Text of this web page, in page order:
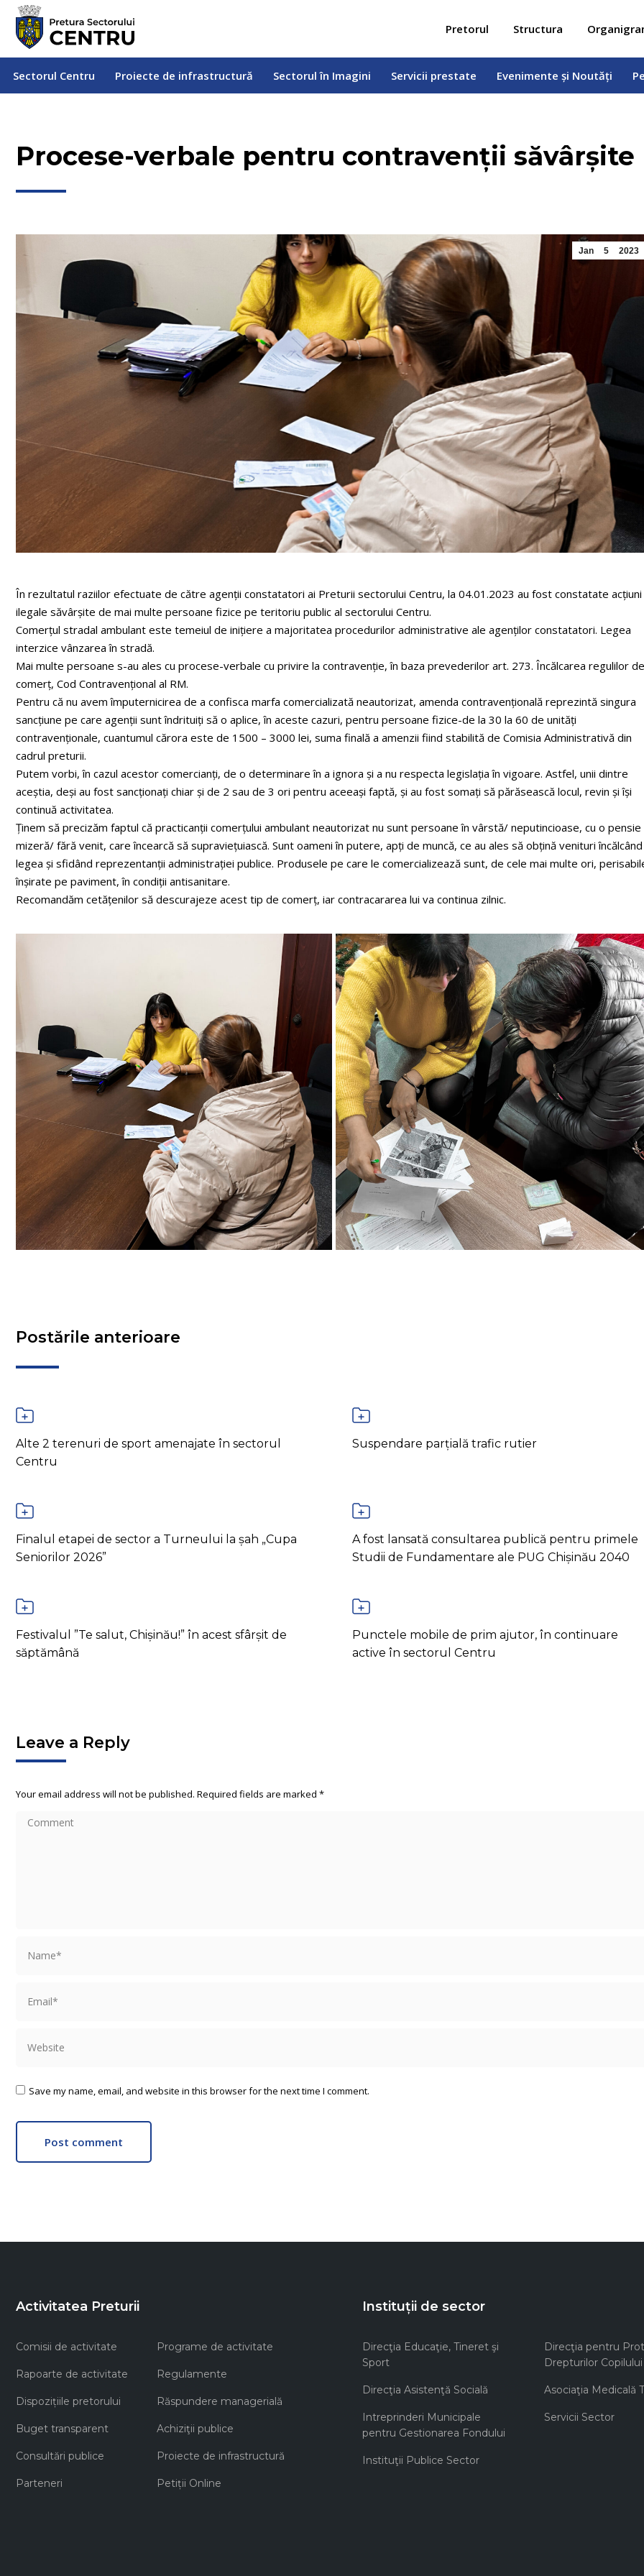
Pretorul Structura
Sectorul Centru Proiecte de infrastructură Sectorul în Imagini Servicii prestate Evenimente și Noutăți
Procese-verbale pentru contravenții săvârșite
Jan 5 2023
În rezultatul raziilor efectuate de către agenții constatatori ai Preturii sectorului Centru, la 04.01.2023 au fost constatate acțiuni
ilegale săvârșite de mai multe persoane fizice pe teritoriu public al sectorului Centru.
Comerțul stradal ambulant este temeiul de inițiere a majoritatea procedurilor administrative ale agenților constatatori. Legea
interzice vânzarea în stradă.
Mai multe persoane s-au ales cu procese-verbale cu privire la contravenție, în baza prevederilor art. 273. Încălcarea regulilor de
comerț, Cod Contravențional al RM.
Pentru că nu avem împuternicirea de a confisca marfa comercializată neautorizat, amenda contravențională reprezintă singura
sancțiune pe care agenții sunt îndrituiți să o aplice, în aceste cazuri, pentru persoane fizice-de la 30 la 60 de unități
contravenționale, cuantumul cărora este de 1500 – 3000 lei, suma finală a amenzii fiind stabilită de Comisia Administrativă din
cadrul preturii.
Putem vorbi, în cazul acestor comercianți, de o determinare în a ignora și a nu respecta legislația în vigoare. Astfel, unii dintre
aceștia, deși au fost sancționați chiar și de 2 sau de 3 ori pentru aceeași faptă, și au fost somați să părăsească locul, revin și își
continuă activitatea.
Ținem să precizăm faptul că practicanții comerțului ambulant neautorizat nu sunt persoane în vârstă/ neputincioase, cu o pensie
mizeră/ fără venit, care încearcă să supraviețuiască. Sunt oameni în putere, apți de muncă, ce au ales să obțină venituri încălcând
legea și sfidând reprezentanții administrației publice. Produsele pe care le comercializează sunt, de cele mai multe ori,
înșirate pe paviment, în condiții antisanitare.
Recomandăm cetățenilor să descurajeze acest tip de comerț, iar contracararea lui va continua zilnic.
Postările anterioare
Alte 2 terenuri de sport amenajate în sectorul
Centru
Suspendare parțială trafic rutier
Finalul etapei de sector a Turneului la șah „Cupa
Seniorilor 2026”
A fost lansată consultarea publică pentru primele
Studii de Fundamentare ale PUG Chișinău 2040
Festivalul ”Te salut, Chișinău!” în acest sfârșit de
săptămână
Punctele mobile de prim ajutor, în continuare
active în sectorul Centru
Leave a Reply
Your email address will not be published. Required fields are marked *
Comment
Save my name, email, and website in this browser for the next time I comment.
Post comment
Activitatea Preturii
Comisii de activitate Programe de activitate
Rapoarte de activitate Regulamente
Dispozițiile pretorului Răspundere managerială
Buget transparent Achiziţii publice
Consultări publice Proiecte de infrastructură
Parteneri Petiții Online
Instituții de sector
Direcţia Educaţie, Tineret şi
Sport
Direcţia pentru
Drepturilor Copilului
Direcţia Asistenţă Socială Asociaţia Medicală
Intreprinderi Municipale
pentru Gestionarea Fondului
Servicii Sector
Instituţii Publice Sector
Sectorul Centru Proiecte de infrastructură Servicii prestate Evenimente și Noutăți